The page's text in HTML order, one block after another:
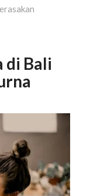
di Bali